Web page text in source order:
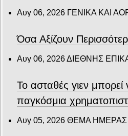
Αυγ 06, 2026 ΓΕΝΙΚΑ ΚΑΙ
Όσα Αξίζουν
Αυγ 06, 2026ΔΙΕΘΝΗΣ
Το ασταθές γιεν μπορεί
παγκόσμια
Αυγ 05, 2026 ΘΕΜΑ ΗΜΕΡΑΣ